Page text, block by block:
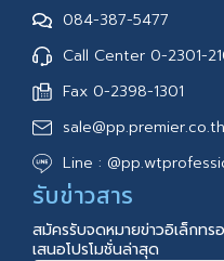
084-387-5477
Call Center 0-2301-
Fax 0-2398-1301
sale@pp.premier.co.th
Line :
รับข่าวสาร
สมัครรับจดหมายข่าวอิเล็กทร
เสนอโปรโมชั่นล่าสุด